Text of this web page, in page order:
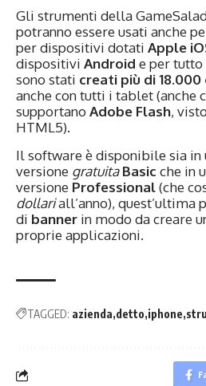
Gli strumenti della
potranno essere usati anche
per dispositivi dotati Apple
dispositivi Android e per
sono stati creati più di 18.000
anche con tutti i tablet (anche
supportano Adobe Flash,
HTML5).
Il software è disponibile sia in
versione gratuitaBasic che in
versione Professional(che
dollariall’anno), quest’ultima
di banner in modo da creare
proprie applicazioni.
TAGGED: azienda detto iphone